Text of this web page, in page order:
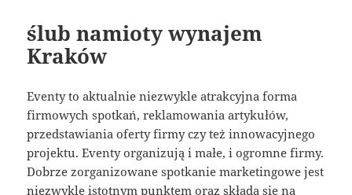
ślub namioty wynajem
Kraków
Eventy to aktualnie niezwykle atrakcyjna forma
firmowych spotkań, reklamowania artykułów,
przedstawiania oferty firmy czy też innowacyjnego
projektu. Eventy organizują i małe, i ogromne firmy.
Dobrze zorganizowane spotkanie marketingowe jest
niezwykle istotnym punktem oraz składa się na